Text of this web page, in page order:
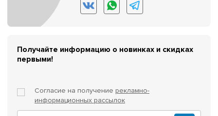
Получайте информацию о новинках и скидках
первыми!
Согласие на получение рекламно-
информационных рассылок